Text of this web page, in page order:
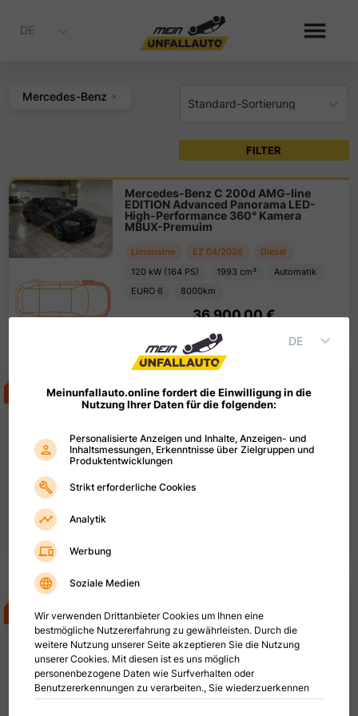
DE
Mercedes-Benz
Standard-Sortierung
FILTER
Mercedes-Benz C 200d AMG-line
EDITION Advanced Panorama LED-
High-Performance 360° Kamera
MBUX-Premuim
Limousine EZ 04/2026
Diesel
120 kW (164 PS) 1993 cm³
Automatik
EURO 6
8000km
36.900,00 €
Mercedes-Benz C 63s AMG E-
AMG Track Package Night-Paket II
Panorama Digital Light Burmester
Limousine EZ07/2025
Elektro/Benzin
500kW (680
AKTION
Display-MBUX
SUV/Geländewagen EZ 05 2023
140kW (191 PS) 0cm³
EURO 6
23500km
27.900,00 €
DE
Meinunfallauto.online fordert die Einwilligung in die
Nutzung Ihrer Daten für die folgenden:
Personalisierte Anzeigen und Inhalte, Anzeigen- und
Inhaltsmessungen, Erkenntnisse über Zielgruppen und
Produktentwicklungen
Strikt erforderliche Cookies
Analytik
Werbung
Soziale Medien
Wir verwenden Drittanbieter Cookies um Ihnen eine
bestmögliche Nutzererfahrung zu gewährleisten. Durch die
weitere Nutzung unserer Seite akzeptieren Sie die Nutzung
unserer Cookies. Mit diesen ist es uns möglich
personenbezogene Daten wie Surfverhalten oder
Benutzererkennungen zu verarbeiten., Sie wiederzuerkennen
und Inhalte und Werbung entsprechend Ihrer Interessen